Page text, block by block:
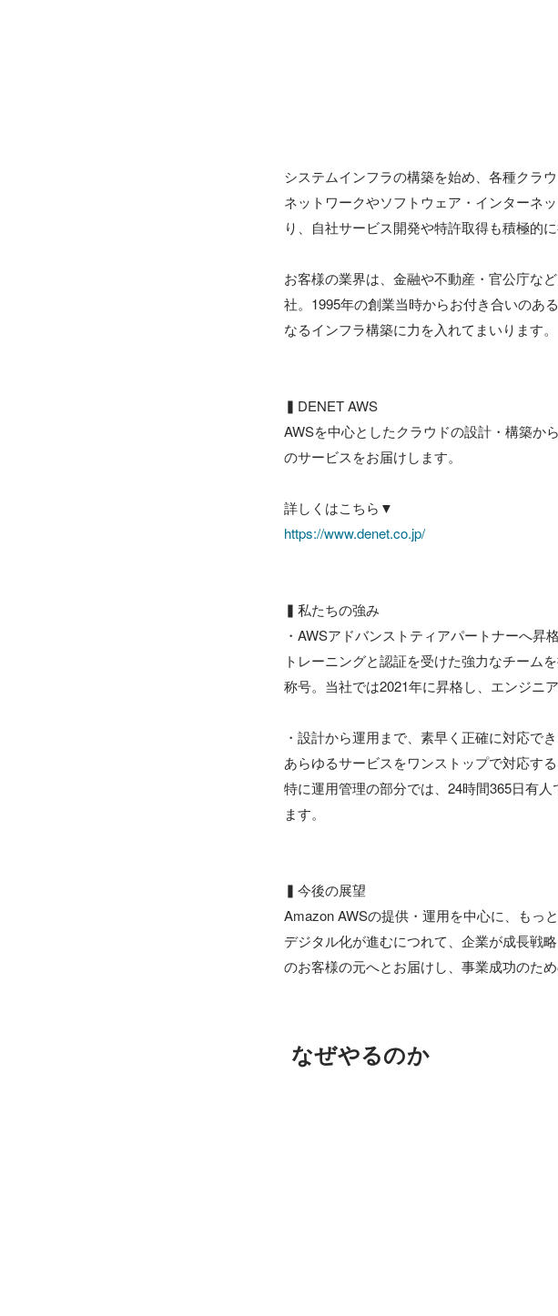
システムインフラの構築を始め、各種クラ
ネットワークやソフトウェア・インターネ
り、自社サービス開発や特許取得も積極的に
お客様の業界は、金融や不動産・官公庁な
社。1995年の創業当時からお付き合いのあ
なるインフラ構築に力を入れてまいります。
▍DENET AWS
AWSを中心としたクラウドの設計・構築か
のサービスをお届けします。
https://www.denet.co.jp/
▍私たちの強み
・AWSアドバンストティアパートナーへ昇格
トレーニングと認証を受けた強力なチーム
称号。当社では2021年に昇格し、エンジニ
・設計から運用まで、素早く正確に対応で
あらゆるサービスをワンストップで対応す
特に運用管理の部分では、24時間365日有
ます。
▍今後の展望
Amazon AWSの提供・運用を中心に、もっ
デジタル化が進むにつれて、企業が成長戦
なぜやるのか